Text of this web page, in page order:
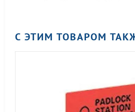
С ЭТИМ ТОВАРОМ